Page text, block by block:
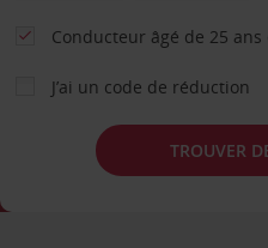
Conducteur âgé de 25 ans
J’ai un code de réduction
TROUVER